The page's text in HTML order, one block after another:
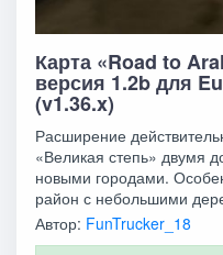
Карта «Road to
версия 1.2b для
(v1.36.x)
Расширение
«Великая степь» двумя
новыми городами.
район с небольшими
Автор: FunTrucker_18